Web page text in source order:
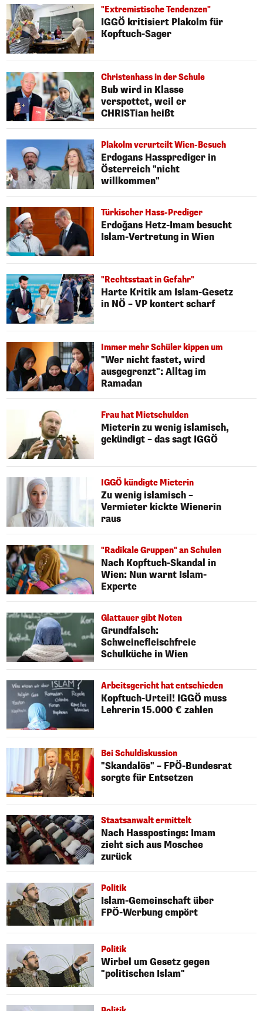
"Extremistische Tendenzen"
IGGÖ kritisiert Plakolm für
Kopftuch-Sager
Christenhass in der Schule
Bub wird in Klasse
verspottet, weil er
CHRISTian heißt
Plakolm verurteilt Wien-Besuch
Erdogans Hassprediger in
Österreich "nicht
willkommen"
Türkischer Hass-Prediger
Erdoğans Hetz-Imam besucht
Islam-Vertretung in Wien
"Rechtsstaat in Gefahr"
Harte Kritik am Islam-Gesetz
in NÖ – VP kontert scharf
Immer mehr Schüler kippen um
"Wer nicht fastet, wird
ausgegrenzt": Alltag im
Ramadan
Frau hat Mietschulden
Mieterin zu wenig islamisch,
gekündigt – das sagt IGGÖ
IGGÖ kündigte Mieterin
Zu wenig islamisch –
Vermieter kickte Wienerin
raus
"Radikale Gruppen" an Schulen
Nach Kopftuch-Skandal in
Wien: Nun warnt Islam-
Experte
Glattauer gibt Noten
Grundfalsch:
Schweinefleischfreie
Schulküche in Wien
Arbeitsgericht hat entschieden
Kopftuch-Urteil! IGGÖ muss
Lehrerin 15.000 € zahlen
Bei Schuldiskussion
"Skandalös" – FPÖ-Bundesrat
sorgte für Entsetzen
Staatsanwalt ermittelt
Nach Hasspostings: Imam
zieht sich aus Moschee
zurück
Politik
Islam-Gemeinschaft über
FPÖ-Werbung empört
Politik
Wirbel um Gesetz gegen
"politischen Islam"